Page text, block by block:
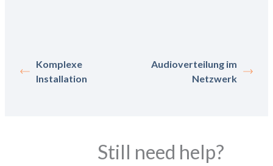
Komplexe
Installation
Audioverteilung im
Netzwerk
Still need help?